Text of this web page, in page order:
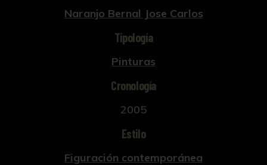
Naranjo Bernal Jose Carlos
Tipología
Pinturas
Cronología
2005
Estilo
Figuración contemporánea